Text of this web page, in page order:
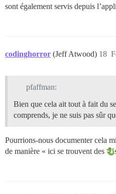
sont également servis depuis
codinghorror (Jeff Atwood) 18
pfaffman:
Bien que cela ait tout à fait du
comprends, je ne suis pas sûr
Pourrions-nous documenter cela
de manière « ici se trouvent des